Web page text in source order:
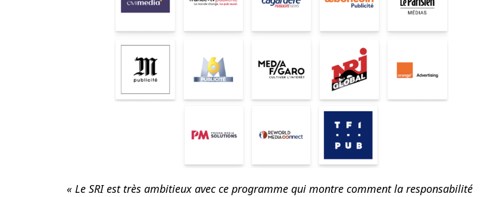
« Le SRI est très ambitieux avec ce programme qui montre comment la responsabilité